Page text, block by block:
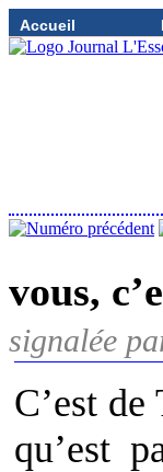
Accueil
vous,
signalée
C’est
qu’est